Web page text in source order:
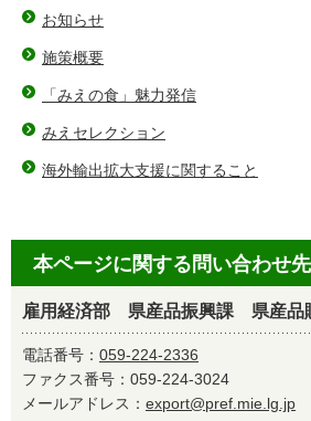
お知らせ
施策概要
「みえの食」魅力発信
みえセレクション
海外輸出拡大支援に関すること
本ページに関する問い合わせ先
雇用経済部 県産品振興課 県産品
電話番号： 059-224-2336
ファクス番号：059-224-3024
メールアドレス： export@pref.mie.lg.jp